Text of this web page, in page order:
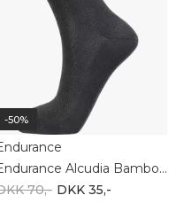
-50%
Endurance Alcudia Bamboo quater black e151598
70,- DKK 35,-